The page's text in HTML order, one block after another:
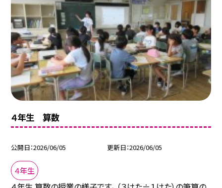
４年生 算数
公開日 2026/06/05 更新日 2026/06/05
４年生